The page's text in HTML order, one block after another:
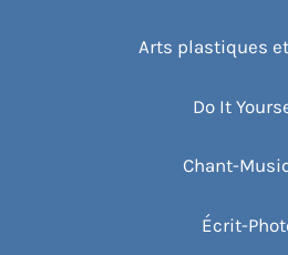
Arts plastiques
Do It
Chant-
Écrit-